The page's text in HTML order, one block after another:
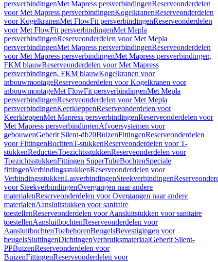
persverbindingenMet Mapress persverbindingenReserveonderdelen
voor Met Mapress persverbindingenKogelkranenReserveonderdelen
voor KogelkranenMet FlowFit persverbindingenReserveonderdelen
voor Met FlowFit persverbindingenMet Mepla
persverbindingenReserveonderdelen voor Met Mepla
persverbindingenMet Mapress persverbindingenReserveonderdelen
voor Met Mapress persverbindingenMet Mapress persverbindingen,
FKM blauwReserveonderdelen voor Met Mapress
persverbindingen, FKM blauwKogelkranen voor
inbouwmontageReserveonderdelen voor Kogelkranen voor
inbouwmontageMet FlowFit persverbindingenMet Mepla
persverbindingenReserveonderdelen voor Met Mepla
persverbindingenKeerkleppenReserveonderdelen voor
KeerkleppenMet Mapress persverbindingenReserveonderdelen voor
Met Mapress persverbindingenAfvoersystemen voor
gebouwenGeberit Silent-db20BuizenFittingenReserveonderdelen
voor FittingenBochtenT-stukkenReserveonderdelen voor T-
stukkenReductiesToezichtsstukkenReserveonderdelen voor
ToezichtsstukkenFittingen SuperTubeBochtenSpeciale
fittingenVerbindingsstukkenReserveonderdelen voor
VerbindingsstukkenLasverbindingenSteekverbindingen
voor SteekverbindingenOvergangen naar andere
materialenReserveonderdelen voor Overgangen naar andere
materialenAansluitstukken voor sanitaire
toestellenReserveonderdelen voor Aansluitstukken voor sanitaire
toestellenAansluitbochtenReserveonderdelen voor
AansluitbochtenToebehorenBeugelsBevestigingen voor
beugelsSluitingenDichtingenVerbruiksmateriaalGeberit Silent-
PPBuizenReserveonderdelen voor
BuizenFittingenReserveonderdelen voor